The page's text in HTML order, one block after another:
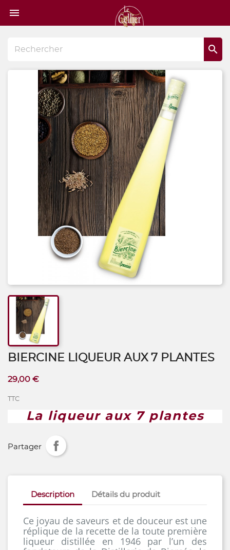


BIERCINE LIQUEUR AUX 7 PLANTES
29,00 €
TTC
La liqueur aux 7 plantes
Partager
Description Détails du produit
Ce joyau de saveurs et de douceur est une
réplique de la recette de la toute première
liqueur distillée en 1946 par l’un des